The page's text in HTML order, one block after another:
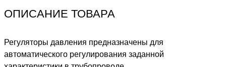
ОПИСАНИЕ ТОВАРА
Регуляторы давления предназначены для
автоматического регулирования заданной